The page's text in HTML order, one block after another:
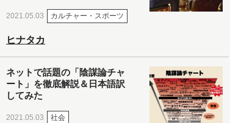
2021.05.03 カルチャー・スポーツ
ヒナタカ
ネットで話題の「陰謀論チャ
ート」を徹底解説＆日本語訳
してみた
2021.05.03 社会